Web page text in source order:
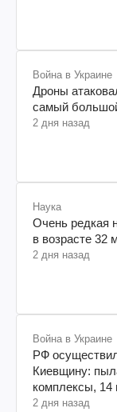
Война в Украине
Дроны
самый
2 дня назад
Наука
Очень редкая
в возрасте 32
2 дня назад
Война в Украине
РФ
Киевщину:
комплексы, 14
2 дня назад